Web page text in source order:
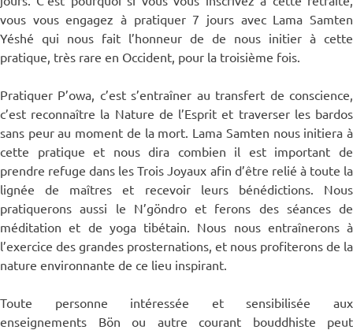
vous vous engagez à pratiquer 7 jours avec Lama Samten
Yéshé qui nous fait l’honneur de de nous initier à cette
pratique, très rare en Occident, pour la troisième fois.
Pratiquer P’owa, c’est s’entraîner au transfert de conscience,
c’est reconnaître la Nature de l’Esprit et traverser les bardos
sans peur au moment de la mort. Lama Samten nous initiera à
cette pratique et nous dira combien il est important de
prendre refuge dans les Trois Joyaux afin d’être relié à toute la
lignée de maîtres et recevoir leurs bénédictions. Nous
pratiquerons aussi le N’göndro et ferons des séances de
méditation et de yoga tibétain. Nous nous entraînerons à
l’exercice des grandes prosternations, et nous profiterons de la
nature environnante de ce lieu inspirant.
Toute personne intéressée et sensibilisée aux
enseignements Bön ou autre courant bouddhiste peut